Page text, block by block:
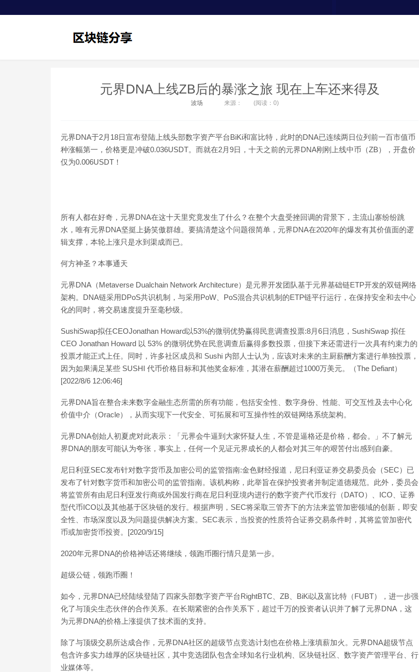
元界DNA上线ZB后的暴涨之旅 现在上车还来得及
波场 来源： (阅读：0)
元界DNA于2月18日宣布登陆上线头部数字资产平台BiKi和富比特，此时的DNA已连续两日位列前一百市值币
种涨幅第一，价格更是冲破0.036USDT。而就在2月9日，十天之前的元界DNA刚刚上线中币（ZB），开盘价
仅为0.006USDT！
所有人都在好奇，元界DNA在这十天里究竟发生了什么？在整个大盘受挫回调的背景下，主流山寨纷纷跳
水，唯有元界DNA坚挺上扬笑傲群雄。要搞清楚这个问题很简单，元界DNA在2020年的爆发有其价值面的逻
辑支撑，本轮上涨只是水到渠成而已。
何方神圣？本事通天
元界DNA（Metaverse Dualchain Network Architecture）是元界开发团队基于元界基础链ETP开发的双链网络
架构。DNA链采用DPoS共识机制，与采用PoW、PoS混合共识机制的ETP链平行运行，在保持安全和去中心
化的同时，将交易速度提升至毫秒级。
SushiSwap拟任CEOJonathan Howard以53%的微弱优势赢得民意调查投票:8月6日消息，SushiSwap 拟任
CEO Jonathan Howard 以 53% 的微弱优势在民意调查后赢得多数投票，但接下来还需进行一次具有约束力的
投票才能正式上任。同时，许多社区成员和 Sushi 内部人士认为，应该对未来的主厨薪酬方案进行单独投票，
因为如果满足某些 SUSHI 代币价格目标和其他奖金标准，其潜在薪酬超过1000万美元。（The Defiant）
[2022/8/6 12:06:46]
元界DNA旨在整合未来数字金融生态所需的所有功能，包括安全性、数字身份、性能、可交互性及去中心化
价值中介（Oracle），从而实现下一代安全、可拓展和可互操作性的双链网络系统架构。
元界DNA创始人初夏虎对此表示：「元界会牛逼到大家怀疑人生，不管是逼格还是价格，都会。」不了解元
界DNA的朋友可能认为夸张，事实上，任何一个见证元界成长的人都会对其三年的艰苦付出感到自豪。
尼日利亚SEC发布针对数字货币及加密公司的监管指南:金色财经报道，尼日利亚证券交易委员会（SEC）已
发布了针对数字货币和加密公司的监管指南。该机构称，此举旨在保护投资者并制定道德规范。此外，委员会
将监管所有由尼日利亚发行商或外国发行商在尼日利亚境内进行的数字资产代币发行（DATO）、ICO、证券
型代币ICO以及其他基于区块链的发行。根据声明，SEC将采取三管齐下的方法来监管加密领域的创新，即安
全性、市场深度以及为问题提供解决方案。SEC表示，当投资的性质符合证券交易条件时，其将监管加密代
币或加密货币投资。[2020/9/15]
2020年元界DNA的价格神话还将继续，领跑币圈行情只是第一步。
超级公链，领跑币圈！
如今，元界DNA已经陆续登陆了四家头部数字资产平台RightBTC、ZB、BiKi以及富比特（FUBT），进一步强
化了与顶尖生态伙伴的合作关系。在长期紧密的合作关系下，超过千万的投资者认识并了解了元界DNA，这
为元界DNA的价格上涨提供了技术面的支持。
除了与顶级交易所达成合作，元界DNA社区的超级节点竞选计划也在价格上涨填薪加火。元界DNA超级节点
包含许多实力雄厚的区块链社区，其中竞选团队包含全球知名行业机构、区块链社区、数字资产管理平台、行
业媒体等。